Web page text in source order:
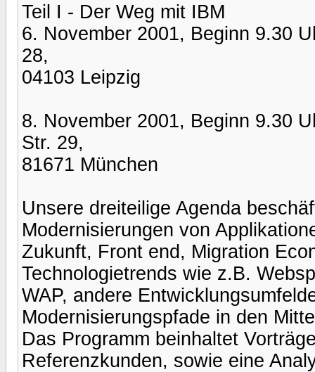
Teil I - Der Weg mit IBM
6. November 2001, Beginn 9.30
28,
04103 Leipzig
8. November 2001, Beginn 9.30
Str. 29,
81671 München
Unsere dreiteilige Agenda
Modernisierungen von
Zukunft, Front end, Migration
Technologietrends wie z.B.
WAP, andere
Modernisierungspfade in den
Das Programm beinhaltet
Referenzkunden, sowie eine